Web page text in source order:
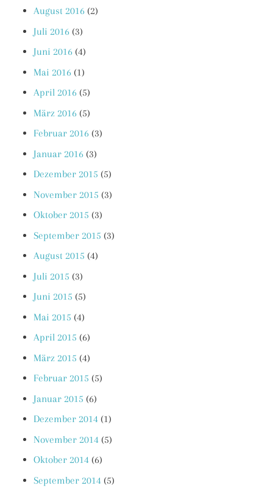
August 2016 (2)
Juli 2016 (3)
Juni 2016 (4)
Mai 2016 (1)
April 2016 (5)
März 2016 (5)
Februar 2016 (3)
Januar 2016 (3)
Dezember 2015 (5)
November 2015 (3)
Oktober 2015 (3)
September 2015 (3)
August 2015 (4)
Juli 2015 (3)
Juni 2015 (5)
Mai 2015 (4)
April 2015 (6)
März 2015 (4)
Februar 2015 (5)
Januar 2015 (6)
Dezember 2014 (1)
November 2014 (5)
Oktober 2014 (6)
September 2014 (5)